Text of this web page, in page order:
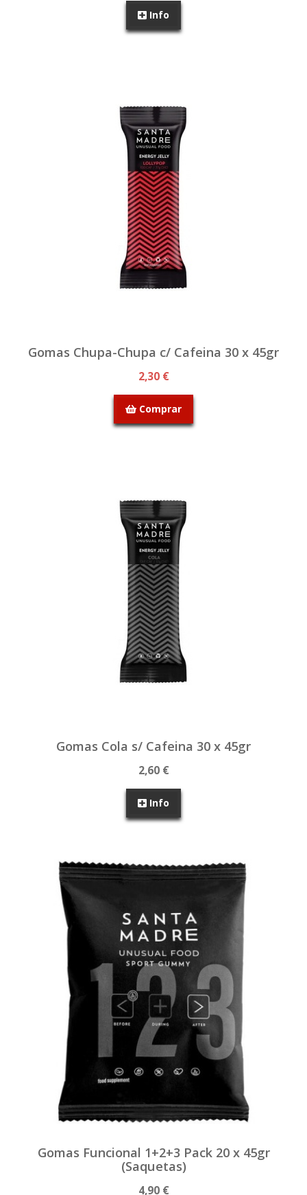
Info
Gomas Chupa-Chupa c/ Cafeina 30 x 45gr
2,30 €
Comprar
Gomas Cola s/ Cafeina 30 x 45gr
2,60 €
Info
Gomas Funcional 1+2+3 Pack 20 x 45gr
(Saquetas)
4,90 €